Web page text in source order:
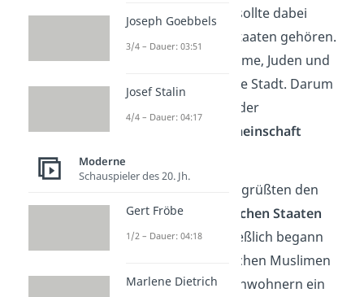
Die StadtJerusalem
sollte dabei
keinem der beiden Staaten gehören.
Denn sie ist für Muslime, Juden und
Christen eine wichtige Stadt. Darum
sollte Jerusalem von der
internationalen Gemeinschaft
verwaltet werden.
Die meisten Juden begrüßten den
Plan, doch die
arabischen Staaten
lehntenihnab. Schließlich begann
zwischen den arabischen Muslimen
und den jüdischen Einwohnern ein
Joseph Goebbels
3/4 – Dauer: 03:51
Josef Stalin
4/4 – Dauer: 04:17
Moderne
Schauspieler des 20. Jh.
Gert Fröbe
1/2 – Dauer: 04:18
Marlene Dietrich